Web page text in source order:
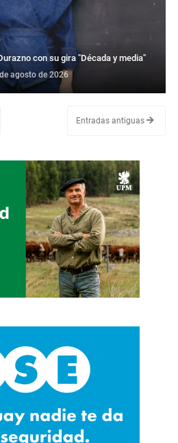
con su gira "Década y media"
agosto de 2026
Entradas antiguas